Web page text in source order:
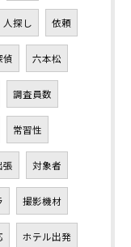
人探し 依頼
偵 六本松
調査員数
常習性
張 対象者
撮影機材
ホテル出発